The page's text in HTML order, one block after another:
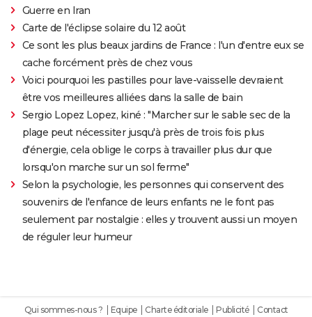
Guerre en Iran
Carte de l'éclipse solaire du 12 août
Ce sont les plus beaux jardins de France : l'un d'entre eux se
cache forcément près de chez vous
Voici pourquoi les pastilles pour lave-vaisselle devraient
être vos meilleures alliées dans la salle de bain
Sergio Lopez Lopez, kiné : "Marcher sur le sable sec de la
plage peut nécessiter jusqu'à près de trois fois plus
d'énergie, cela oblige le corps à travailler plus dur que
lorsqu'on marche sur un sol ferme"
Selon la psychologie, les personnes qui conservent des
souvenirs de l'enfance de leurs enfants ne le font pas
seulement par nostalgie : elles y trouvent aussi un moyen
de réguler leur humeur
Qui sommes-nous ? Equipe Charte éditoriale Publicité Contact